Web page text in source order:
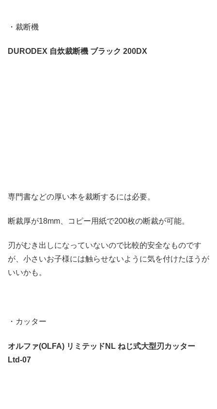
・裁断機
DURODEX 自炊裁断機 ブラック 200DX
専門書などの厚い本を裁断するには必要。
断裁厚が18mm、コピー用紙で200枚の断裁が可能。
刃がむき出しになっていないので比較的安全なものです
が、小さいお子様には触らせないように気を付けたほうが
いいかも。
・カッター
オルファ(OLFA) リミテッドNL ねじ式大型刃カッター
Ltd-07